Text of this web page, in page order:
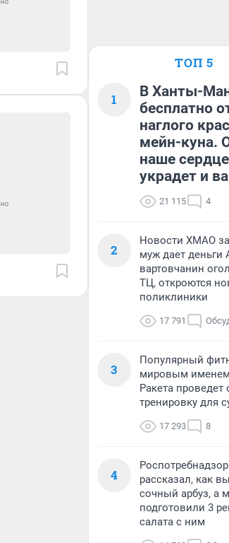
ТОП 5
1
В Ханты-
бесплатно
наглого
мейн-куна.
наше
украдет и
21 115 4
2
Новости ХМАО за
муж дает деньги
вартовчанин
ТЦ, откроются
поликлиники
17 791
3
Популярный
мировым
Ракета проведет
тренировку для
17 293 8
4
рассказал, как
сочный арбуз, а
подготовили 3
салата с ним